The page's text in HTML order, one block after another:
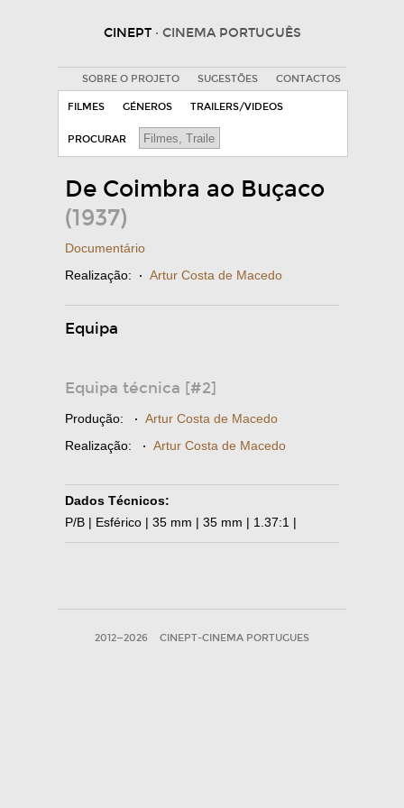
CINEPT · CINEMA PORTUGUÊS
SOBRE O PROJETO SUGESTÕES CONTACTOS
FILMES GÉNEROS TRAILERS/VIDEOS
PROCURAR
De Coimbra ao Buçaco
(1937)
Documentário
Realização: · Artur Costa de Macedo
Equipa
Equipa técnica [#2]
Produção: · Artur Costa de Macedo
Realização: · Artur Costa de Macedo
Dados Técnicos:
P/B | Esférico | 35 mm | 35 mm | 1.37:1 |
2012—2026 CINEPT-CINEMA PORTUGUES